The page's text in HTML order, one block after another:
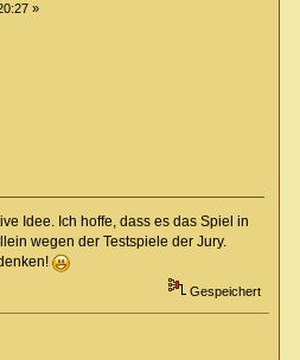
»
Idee. Ich hoffe, dass es das Spiel in
wegen der Testspiele der Jury.
Gespeichert